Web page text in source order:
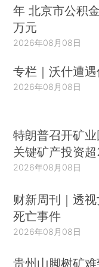
年 北京市公积
万元
2026年08月08日
专栏｜沃什遭
2026年08月08日
特朗普召开矿
关键矿产投资
2026年08月08日
财新周刊｜透
死亡事件
2026年08月08日
贵州山脚树矿